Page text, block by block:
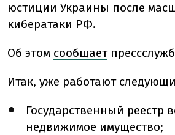
юстиции Украины после
кибератаки РФ.
Об этом сообщает
Итак, уже работают
Государственный реестр
недвижимое имущество;